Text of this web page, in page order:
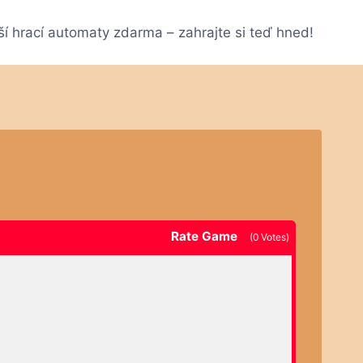
hrací automaty zdarma – zahrajte si teď hned!
Rate Game (0 Votes)